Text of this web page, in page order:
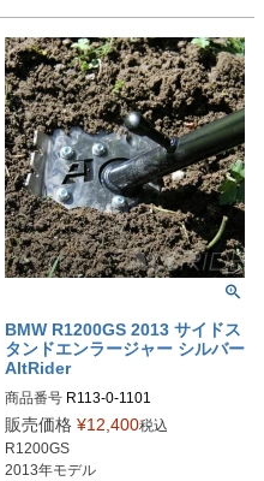
BMW R1200GS 2013 サイドス
タンドエンラージャー シルバー
AltRider
商品番号 R113-0-1101
alt_R113-0-1101
販売価格 ¥12,400税込
R1200GS
2013年モデル